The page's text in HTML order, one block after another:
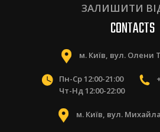
ЗАЛИШИТИ
CONTACTS
м. Київ, вул. Олени
Пн-Ср 12:00-21:00
Чт-Нд 12:00-22:00
м. Київ, вул.